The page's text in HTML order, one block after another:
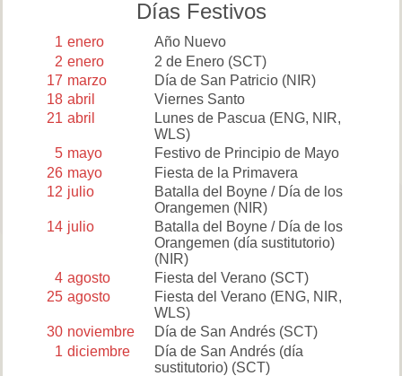
Días Festivos
1 enero
Año Nuevo
2 enero 2 de Enero(SCT)
17 marzo Día de San Patricio(NIR)
18 abril
Viernes Santo
21 abril Lunes de Pascua (ENG, NIR,
WLS)
5 mayo
Festivo de Principio de Mayo
26 mayo
Fiesta de la Primavera
12 julio
Batalla del Boyne / Día de los
Orangemen (NIR)
14 julio
Batalla del Boyne / Día de los
Orangemen (día sustitutorio)
(NIR)
4 agosto Fiesta del Verano(SCT)
25 agosto Fiesta del Verano(ENG, NIR,
WLS)
30 noviembre Día de San Andrés(SCT)
1 diciembre
Día de San Andrés (día
sustitutorio)(SCT)